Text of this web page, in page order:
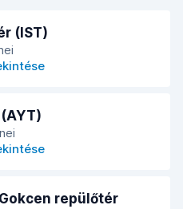
(IST)
repülőtér